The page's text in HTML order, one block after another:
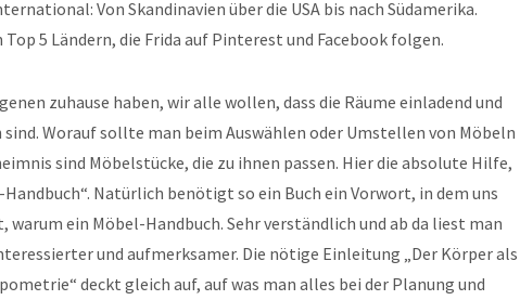
Von Skandinavien über die USA bis nach Südamerika.
5 Ländern, die Frida auf Pinterest und Facebook folgen.
zuhause haben, wir alle wollen, dass die Räume einladend und
Worauf sollte man beim Auswählen oder Umstellen von Möbeln
sind Möbelstücke, die zu ihnen passen. Hier die absolute Hilfe,
Natürlich benötigt so ein Buch ein Vorwort, in dem uns
ein Möbel-Handbuch. Sehr verständlich und ab da liest man
und aufmerksamer. Die nötige Einleitung „Der Körper als
deckt gleich auf, auf was man alles bei der Planung und